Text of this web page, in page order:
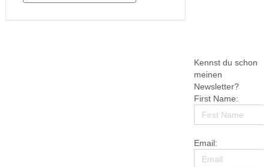
dieses Buches, ist Jurist und arbeitet
in einer …
Kennst du schon
meinen
Newsletter?
First Name:
Email: